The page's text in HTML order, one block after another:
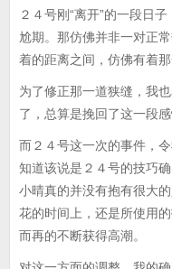
２４号刚“离开”的一段日
尬期。那仿佛并非一对正
着的距离之间，仿佛有着
为了修正那一道狭缝，我
了，总算是挽回了这一段感
而２４号这一次的事件，
知道该说是２４号的技巧
小晴真的并没有抱有很大
花的时间上，还是所使用
而再的不断获得高潮。